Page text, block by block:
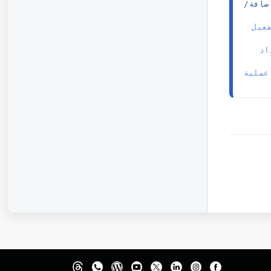
الخطوة ١ -ملحق/إضافة الربط Magento | كيفية تثبيت وتفعيل